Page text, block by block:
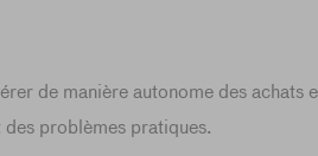
de manière autonome des
problèmes pratiques.